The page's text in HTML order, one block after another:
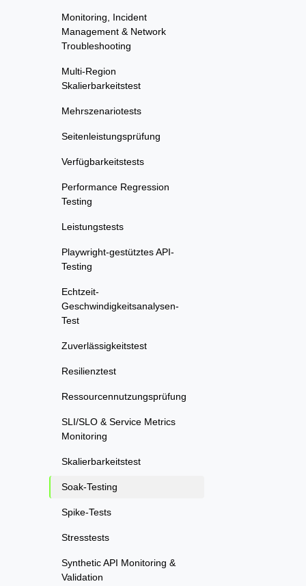
Monitoring, Incident
Management & Network
Troubleshooting
Multi-Region
Skalierbarkeitstest
Mehrszenariotests
Seitenleistungsprüfung
Verfügbarkeitstests
Performance Regression
Testing
Leistungstests
Playwright-gestütztes API-
Testing
Echtzeit-
Geschwindigkeitsanalysen-
Test
Zuverlässigkeitstest
Resilienztest
Ressourcennutzungsprüfung
SLI/SLO & Service Metrics
Monitoring
Skalierbarkeitstest
Soak-Testing
Spike-Tests
Stresstests
Synthetic API Monitoring &
Validation